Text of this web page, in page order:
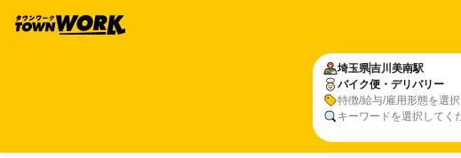
埼玉県吉川美南駅
バイク便・デリバリー
特徴/給与/雇用形態を選
キーワードを選択してく